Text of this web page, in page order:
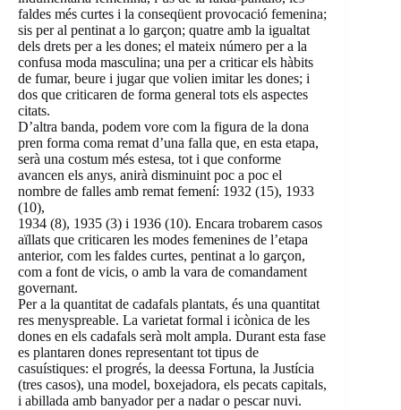
faldes més curtes i la conseqüent provocació femenina;
sis per al pentinat a lo garçon; quatre amb la igualtat
dels drets per a les dones; el mateix número per a la
confusa moda masculina; una per a criticar els hàbits
de fumar, beure i jugar que volien imitar les dones; i
dos que criticaren de forma general tots els aspectes
citats.
D’altra banda, podem vore com la figura de la dona
pren forma coma remat d’una falla que, en esta etapa,
serà una costum més estesa, tot i que conforme
avancen els anys, anirà disminuint poc a poc el
nombre de falles amb remat femení: 1932 (15), 1933
(10),
1934 (8), 1935 (3) i 1936 (10). Encara trobarem casos
aïllats que criticaren les modes femenines de l’etapa
anterior, com les faldes curtes, pentinat a lo garçon,
com a font de vicis, o amb la vara de comandament
governant.
Per a la quantitat de cadafals plantats, és una quantitat
res menyspreable. La varietat formal i icònica de les
dones en els cadafals serà molt ampla. Durant esta fase
es plantaren dones representant tot tipus de
casuístiques: el progrés, la deessa Fortuna, la Justícia
(tres casos), una model, boxejadora, els pecats capitals,
i abillada amb banyador per a nadar o pescar nuvi.